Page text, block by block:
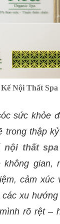
Nội Thất Spa
sức khỏe
trong thập
nội thất spa
gian,
cảm xúc
xu
rõ rệt –